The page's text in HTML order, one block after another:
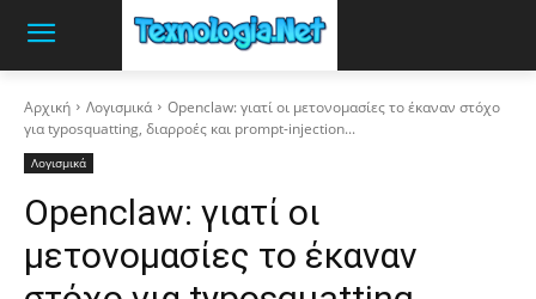
Αρχική Λογισμικά
Openclaw: γιατί οι μετονομασίες το έκαναν στόχο
για typosquatting, διαρροές και prompt-injection...
Λογισμικά
Openclaw: γιατί οι
μετονομασίες το έκαναν